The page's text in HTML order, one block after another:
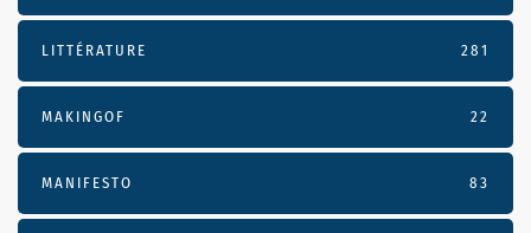
LITTÉRATURE 281
MAKINGOF 22
MANIFESTO 83